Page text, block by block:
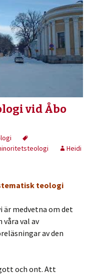
vid Åbo
Heidi
teologi
är medvetna om det
val av
av den
och ont. Att